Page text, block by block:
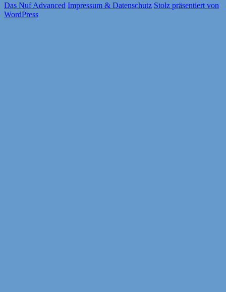
Das Nuf Advanced Impressum & Datenschutz Stolz präsentiert von
WordPress